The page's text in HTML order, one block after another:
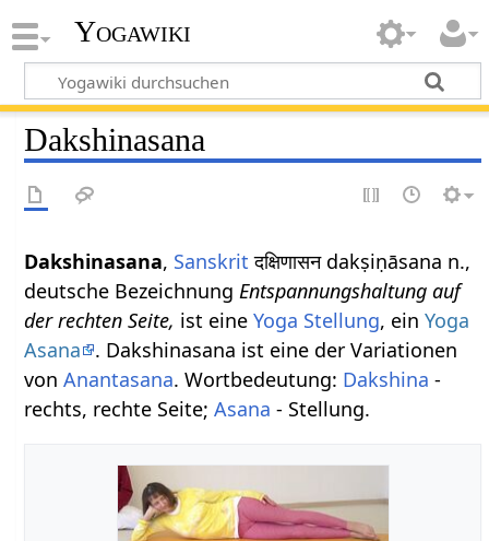
Yogawiki
Dakshinasana
Dakshinasana, Sanskrit दक्षिणासन dakṣiṇāsana n.,
deutsche BezeichnungEntspannungshaltung auf
der rechten Seite, ist eineYoga Stellung, einYoga
Asana
. Dakshinasana ist eine der Variationen
vonAnantasana. Wortbedeutung: Dakshina -
rechts, rechte Seite;Asana - Stellung.